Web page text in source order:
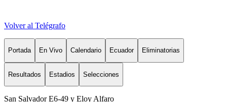
Volver al Telégrafo
Portada En Vivo Calendario Ecuador Eliminatorias
Resultados Estadios Selecciones
San Salvador E6-49 y Eloy Alfaro